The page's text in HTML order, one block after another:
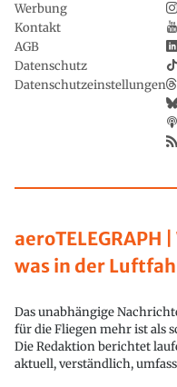
aeroTELEGRAPH
was in der
Das unabhängige
für die Fliegen mehr ist als
Die Redaktion berichtet
aktuell, verständlich,
Werbung
Kontakt
AGB
Datenschutz
Datenschutzeinstellungen